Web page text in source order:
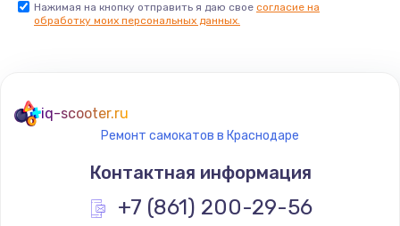
Нажимая на кнопку отправить я даю свое согласие на
обработку моих персональных данных.
iq-scooter.ru
Ремонт самокатов в Краснодаре
Контактная информация
+7 (861) 200-29-56